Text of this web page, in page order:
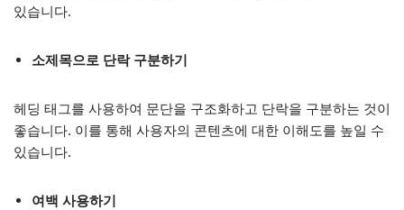
있습니다.
소제목으로 단락 구분하기
헤딩 태그를 사용하여 문단을 구조화하고 단락을 구분하는 것이
좋습니다. 이를 통해 사용자의 콘텐츠에 대한 이해도를 높일 수
있습니다.
여백 사용하기